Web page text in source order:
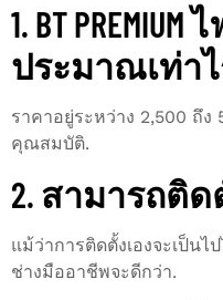
1. BT
ประมาณเท่าไ
ราคาอยู่ระหว่าง 2,500 ถึ
คุณสมบัติ.
2. สามารถติด
แม้ว่าการติดตั้งเองจะเป็น
ช่างมืออาชีพจะดีกว่า.